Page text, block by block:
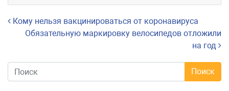
Навигация по записям
Кому нельзя вакцинироваться от коронавируса
Обязательную маркировку велосипедов отложили
на год